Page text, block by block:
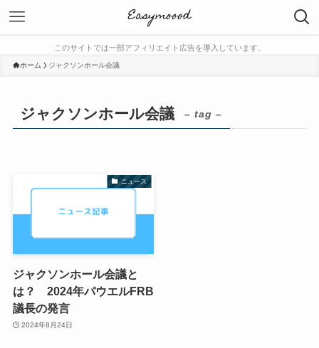
このサイトでは一部アフィリエイト広告を導入しています。
ホーム ジャクソンホール会議
ジャクソンホール会議 – tag –
ニュース
ジャクソンホール会議と
は？ 2024年パウエルFRB
議長の発言
2024年8月24日